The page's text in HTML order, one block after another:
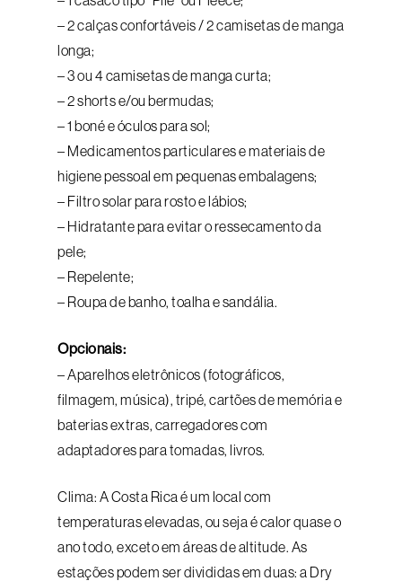
– 2 calças confortáveis / 2 camisetas de manga
longa;
– 3 ou 4 camisetas de manga curta;
– 2 shorts e/ou bermudas;
– 1 boné e óculos para sol;
– Medicamentos particulares e materiais de
higiene pessoal em pequenas embalagens;
– Filtro solar para rosto e lábios;
– Hidratante para evitar o ressecamento da
pele;
– Repelente;
– Roupa de banho, toalha e sandália.
Opcionais:
– Aparelhos eletrônicos (fotográficos,
filmagem, música), tripé, cartões de memória e
baterias extras, carregadores com
adaptadores para tomadas, livros.
Clima: A Costa Rica é um local com
temperaturas elevadas, ou seja é calor quase o
ano todo, exceto em áreas de altitude. As
estações podem ser divididas em duas: a Dry